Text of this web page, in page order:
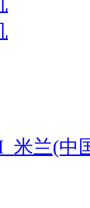
米兰(中